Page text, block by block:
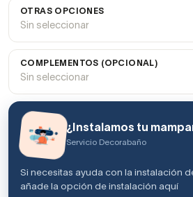
OTRAS OPCIONES
Sin seleccionar
COMPLEMENTOS (OPCIONAL)
Sin seleccionar
¿Instalamos tu
Servicio Decorabaño
Si necesitas ayuda con la instalación
añade la opción de instalación aquí